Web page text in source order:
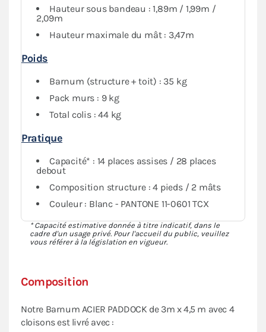
Composition
Notre Barnum ACIER PADDOCK de 3m x 4,5 m avec 4
cloisons est livré avec :
Hauteur sous bandeau : 1,89m / 1,99m /
2,09m
Hauteur maximale du mât : 3,47m
Poids
Barnum (structure + toit) : 35 kg
Pack murs : 9 kg
Total colis : 44 kg
Pratique
Capacité* : 14 places assises / 28 places
debout
Composition structure : 4 pieds / 2 mâts
Couleur : Blanc - PANTONE 11-0601 TCX
* Capacité estimative donnée à titre indicatif, dans le
cadre d'un usage privé. Pour l'accueil du public, veuillez
vous référer à la législation en vigueur.